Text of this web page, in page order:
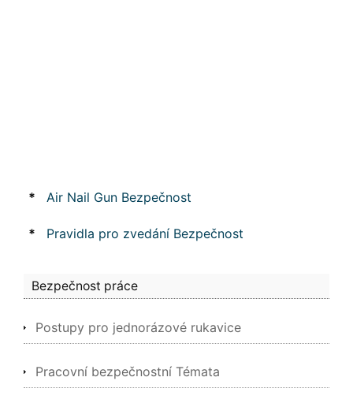
* Air Nail Gun Bezpečnost
* Pravidla pro zvedání Bezpečnost
Bezpečnost práce
Postupy pro jednorázové rukavice
Pracovní bezpečnostní Témata